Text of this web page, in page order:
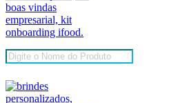
Pesquisar
produtos